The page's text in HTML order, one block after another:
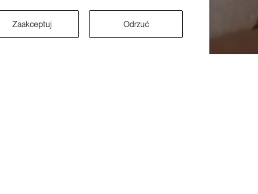
Zaakceptuj Odrzuć